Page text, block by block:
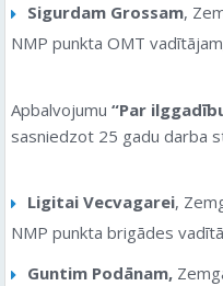
Sigurdam Grossam,
NMP punkta OMT
Apbalvojumu “Par
sasniedzot 25 gadu darba
Ligitai Vecvagarei,
NMP punkta brigādes
Guntim Podānam,